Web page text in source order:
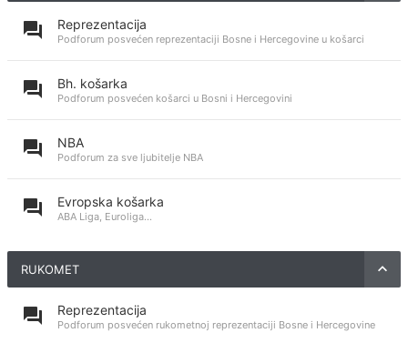
Reprezentacija
Podforum posvećen reprezentaciji Bosne i Hercegovine u košarci
Bh. košarka
Podforum posvećen košarci u Bosni i Hercegovini
NBA
Podforum za sve ljubitelje NBA
Evropska košarka
ABA Liga, Euroliga...
RUKOMET
Reprezentacija
Podforum posvećen rukometnoj reprezentaciji Bosne i Hercegovine